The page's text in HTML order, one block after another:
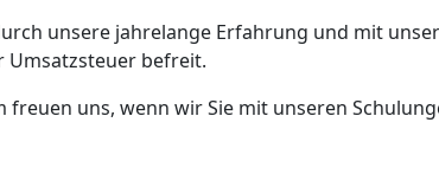
unsere jahrelange Erfahrung und mit
Umsatzsteuer befreit.
freuen uns, wenn wir Sie mit unseren